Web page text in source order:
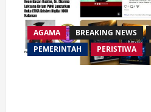
AGAMA BREAKING NEWS
PEMERINTAH
PERISTIWA